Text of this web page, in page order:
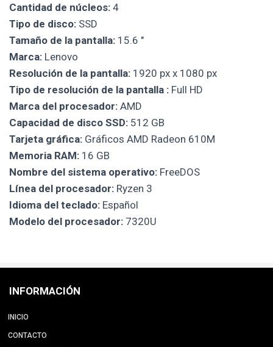
Cantidad de núcleos: 4
Tipo de disco: SSD
Tamaño de la pantalla: 15.6 "
Marca: Lenovo
Resolución de la pantalla: 1920 px x 1080 px
Tipo de resolución de la pantalla : Full HD
Marca del procesador: AMD
Capacidad de disco SSD: 512 GB
Tarjeta gráfica: Gráficos AMD Radeon 610M
Memoria RAM: 16 GB
Nombre del sistema operativo: FreeDOS
Línea del procesador: Ryzen 3
Idioma del teclado: Español
Modelo del procesador: 7320U
INFORMACIÓN
INICIO
CONTACTO